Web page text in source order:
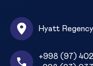
Hyatt
+998 (97)